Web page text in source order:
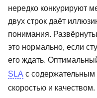
нередко конкурируют
двух строк даёт
понимания.
это нормально, если
его ждать.
SLA с
скоростью и качеством.